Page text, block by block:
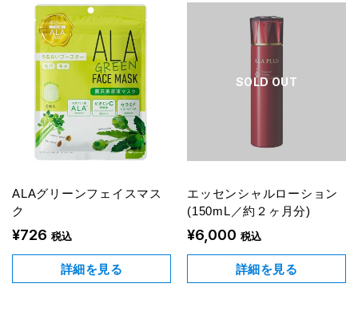
ALAグリーンフェイスマス
ク
¥726 税込
詳細を見る
SOLD OUT
エッセンシャルローション
(150mL／約２ヶ月分)
¥6,000 税込
詳細を見る